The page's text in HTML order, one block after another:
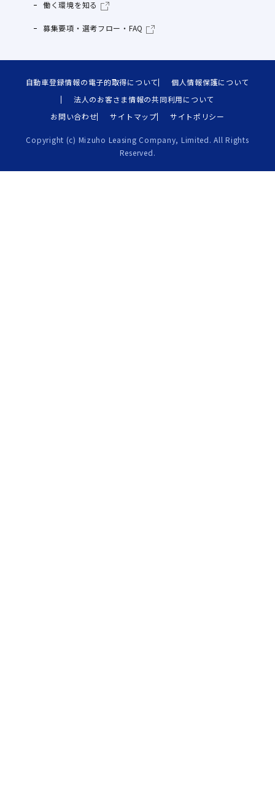
働く環境を知る
募集要項・選考フロー・FAQ
自動車登録情報の電子的取得について
個人情報保護について
法人のお客さま情報の共同利用について
お問い合わせ
サイトマップ サイトポリシー
Copyright (c) Mizuho Leasing Company, Limited. All Rights
Reserved.